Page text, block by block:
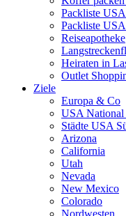
Packliste
Packliste
Reiseapotheke
Heiraten in
Outlet
Ziele
Europa & Co
USA National
Städte USA
Arizona
California
Utah
Nevada
New Mexico
Colorado
Nordwesten